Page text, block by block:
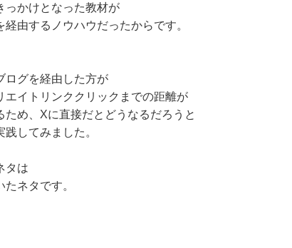
っかけとなった教材が
経由するノウハウだったからです。
ログを経由した方が
エイトリンククリックまでの距離が
ため、Xに直接だとどうなるだろうと
践してみました。
タは
たネタです。